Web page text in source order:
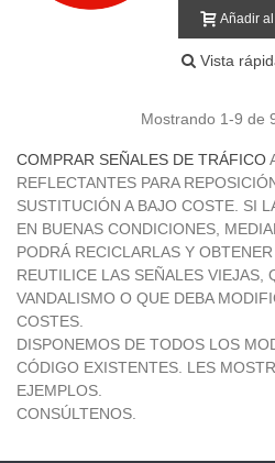
Añadir
Vista
Mostrando 1-9 de
COMPRAR SEÑALES DE TRÁFICO
REFLECTANTES PARA
SUSTITUCIÓN A BAJO COSTE. SI
EN BUENAS CONDICIONES,
PODRÁ RECICLARLAS Y
REUTILICE LAS SEÑALES VIEJAS,
VANDALISMO O QUE DEBA
COSTES.
DISPONEMOS DE TODOS LOS
CÓDIGO EXISTENTES. LES
EJEMPLOS.
CONSÚLTENOS.